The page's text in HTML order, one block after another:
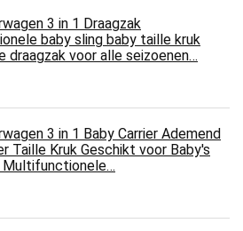
3 in 1 Draagzak
baby sling baby taille kruk
draagzak voor alle seizoenen…
3 in 1 Baby Carrier Ademend
Taille Kruk Geschikt voor Baby's
Multifunctionele…